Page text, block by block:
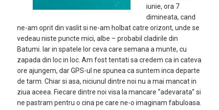
iunie, ora 7
dimineata, cand
ne-am oprit din vaslit si ne-am holbat catre orizont, unde se
vedeau niste puncte mici, albe – probabil cladirile din
Batumi. Iar in spatele lor ceva care semana a munte, cu
zapada din loc in loc. Am fost tentati sa credem ca in cateva
ore ajungem, dar GPS-ul ne spunea ca suntem inca departe
de tarm. Chiar si asa, niciunul dintre noi nu a mai mancat in
ziua aceea. Fiecare dintre noi visa la mancare “adevarata” si
ne pastram pentru o cina pe care ne-o imaginam fabuloasa.